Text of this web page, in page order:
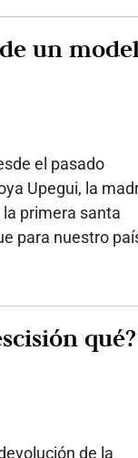
el pasado
Upegui, la
primera santa
para nuestro
¿y la escisión qué?
de la